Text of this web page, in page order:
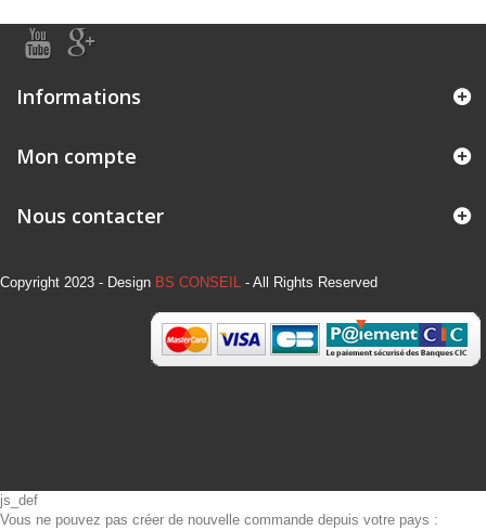
Informations
Mon compte
Nous contacter
Copyright 2023 - Design BS CONSEIL - All Rights Reserved
js_def
Vous ne pouvez pas créer de nouvelle commande depuis votre pays :